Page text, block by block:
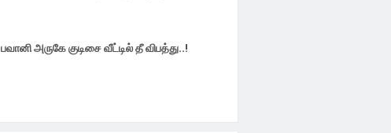
பவானி அருகே குடிசை வீட்டில் தீ விபத்து..!